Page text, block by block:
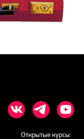
Открытые курсы: